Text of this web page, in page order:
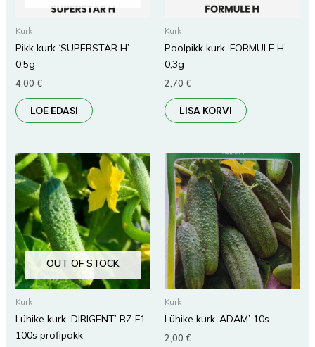
Kurk
Pikk kurk ‘SUPERSTAR H’
0,5g
4,00 €
LOE EDASI
Kurk
Poolpikk kurk ‘FORMULE H’
0,3g
2,70 €
LISA KORVI
OUT OF STOCK
Kurk
Lühike kurk ‘DIRIGENT’ RZ F1
100s profipakk
Kurk
Lühike kurk ‘ADAM’ 10s
2,00 €